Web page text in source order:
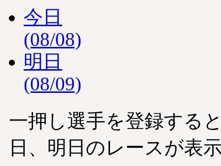
今日
(08/08)
明日
(08/09)
一押し選手を登録する
日、明日のレースが表